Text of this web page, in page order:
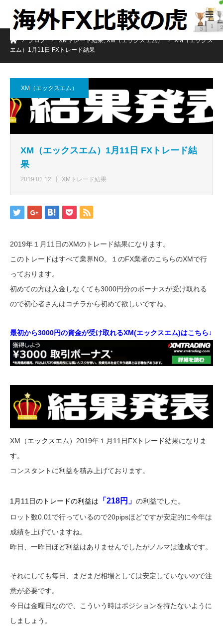
ホームブログ XMトレード結果, XM（エックスエム）
XM（エックス
エム）1月11日 FXトレード結果
XM（エックスエム）
XM（エックスエム）1月11日 FXトレード結
果
2019.01.12 XMトレード結果
2019年１月11日のXMのトレード結果になります。
このトレードはすべて業界NO。１のFX業者のこちらのXMで行
っております。
初めての方は入金しなくても3000円分のボーナスが受け取れる
ので初心者さんはコチラから初めて欲しいですね。
最初から3000円の資金が受け取れるXM(エックスエム)はこちら↓
XM（エックスエム）2019年１月11日FXトレード結果になりま
す。
コンスタントに利益を積み上げております。
1月11日のトレードの利益は 「218円」 の利益でした。
ロット数0.01で行っているので20pipsほどですが安定的に今年は
成績を上げていますね。
昨日、一昨日ほど利益はありませんでしたがノルマは達成です。
それにしても毎日、まだまだ相場としては安定していないので注
意が必要です。
今日は金曜日なので、こういう時はポジションを持たないように
しましょう。